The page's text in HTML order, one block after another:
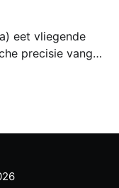
eet vliegende
precisie vangt
Zijn hele